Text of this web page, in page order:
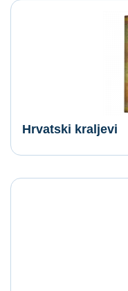
Hrvatski kraljevi